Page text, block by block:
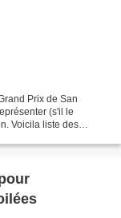
Prix de San
(s'il le
Voicila liste des